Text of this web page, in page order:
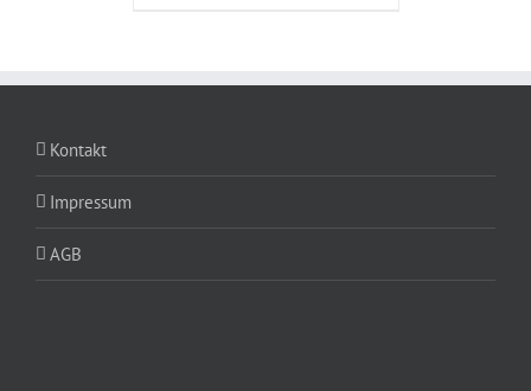
Kontakt
Impressum
AGB